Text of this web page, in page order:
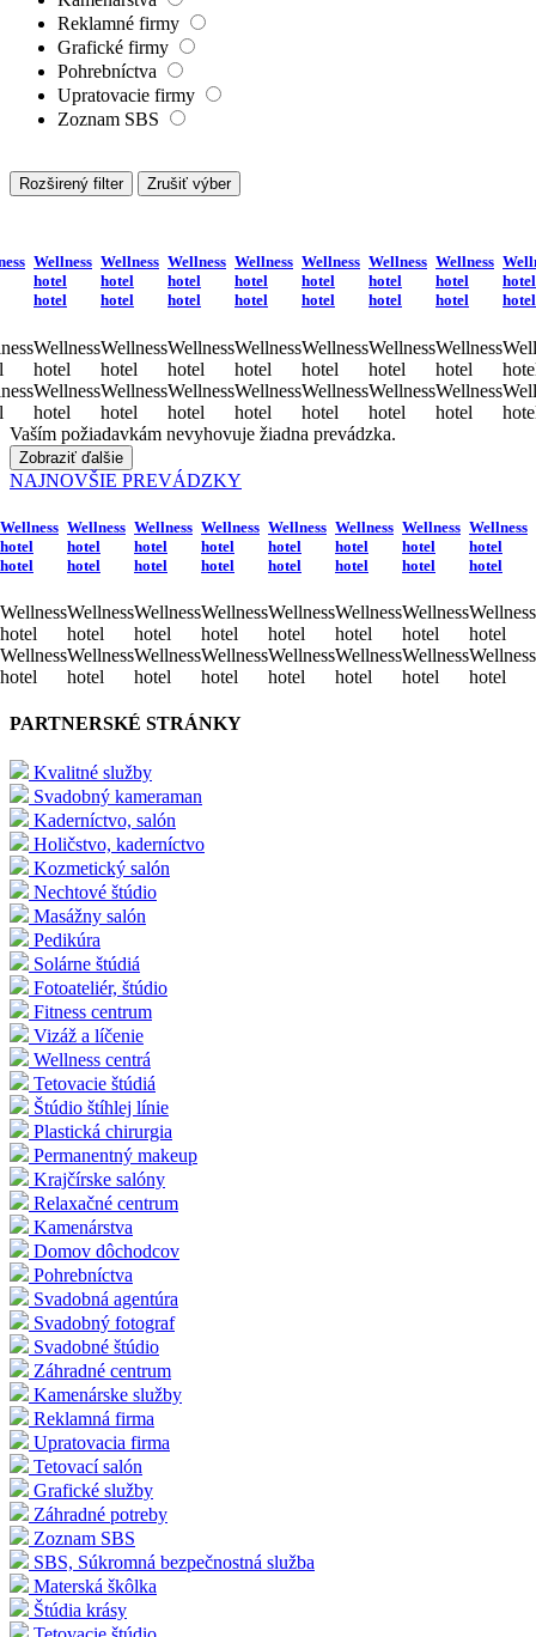
Reklamné firmy
Grafické firmy
Pohrebníctva
Upratovacie firmy
Zoznam SBS
Rozširený filter Zrušiť výber
Wellness
hotel
hotel
Wellness
hotel
Wellness
hotel
Wellness
hotel
hotel
Wellness
hotel
Wellness
hotel
Wellness
hotel
hotel
Wellness
hotel
Wellness
hotel
Wellness
hotel
hotel
Wellness
hotel
Wellness
hotel
Wellness
hotel
hotel
Wellness
hotel
Wellness
hotel
Wellness
hotel
hotel
Wellness
hotel
Wellness
hotel
Wellness
hotel
hotel
Wellness
hotel
Wellness
hotel
hotel
hotel
Vaším požiadavkám nevyhovuje žiadna prevádzka.
Zobraziť ďalšie
NAJNOVŠIE PREVÁDZKY
Wellness
hotel
hotel
Wellness
hotel
Wellness
hotel
Wellness
hotel
hotel
Wellness
hotel
Wellness
hotel
Wellness
hotel
hotel
Wellness
hotel
Wellness
hotel
Wellness
hotel
hotel
Wellness
hotel
Wellness
hotel
Wellness
hotel
hotel
Wellness
hotel
Wellness
hotel
Wellness
hotel
hotel
Wellness
hotel
Wellness
hotel
Wellness
hotel
hotel
Wellness
hotel
Wellness
hotel
Wellness
hotel
hotel
Wellness
hotel
Wellness
hotel
PARTNERSKÉ STRÁNKY
Kvalitné služby
Svadobný kameraman
Kaderníctvo, salón
Holičstvo, kaderníctvo
Kozmetický salón
Nechtové štúdio
Masážny salón
Pedikúra
Solárne štúdiá
Fotoateliér, štúdio
Fitness centrum
Vizáž a líčenie
Wellness centrá
Tetovacie štúdiá
Štúdio štíhlej línie
Plastická chirurgia
Permanentný makeup
Krajčírske salóny
Relaxačné centrum
Kamenárstva
Domov dôchodcov
Pohrebníctva
Svadobná agentúra
Svadobný fotograf
Svadobné štúdio
Záhradné centrum
Kamenárske služby
Reklamná firma
Upratovacia firma
Tetovací salón
Grafické služby
Záhradné potreby
Zoznam SBS
SBS, Súkromná bezpečnostná služba
Materská škôlka
Štúdia krásy